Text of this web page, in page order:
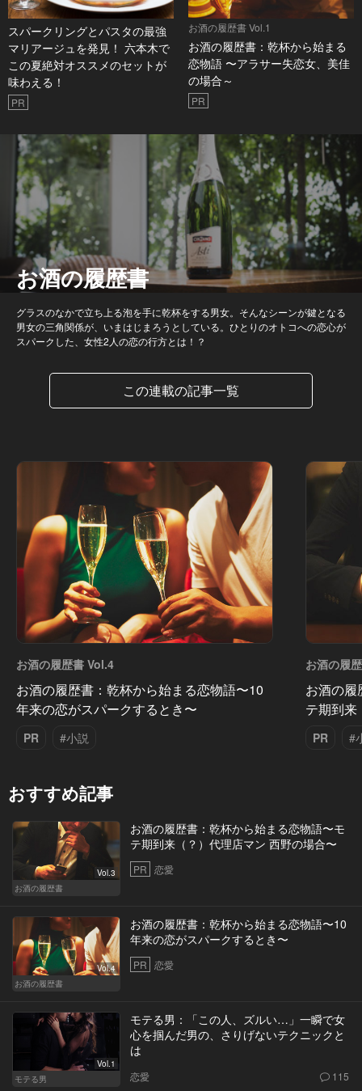
スパークリングとパスタの最強
マリアージュを発見！ 六本木で
この夏絶対オススメのセットが
味わえる！
PR
お酒の履歴書 Vol.1
お酒の履歴書：乾杯から始まる
恋物語 〜アラサー失恋女、美佳
の場合～
PR
お酒の履歴書
グラスのなかで立ち上る泡を手に乾杯をする男女。そんなシーンが鍵となる
男女の三角関係が、いまはじまろうとしている。ひとりのオトコへの恋心が
スパークした、女性2人の恋の行方とは！？
この連載の記事一覧
お酒の履歴書 Vol.4
お酒の履歴書：乾杯から始まる恋物語〜10
年来の恋がスパークするとき〜
PR #小説
お酒の履
お酒の
テ期到来
PR #
おすすめ記事
Vol.3
お酒の履歴書
お酒の履歴書：乾杯から始まる恋物語〜モ
テ期到来（？）代理店マン 西野の場合〜
PR 恋愛
Vol.4
お酒の履歴書
お酒の履歴書：乾杯から始まる恋物語〜10
年来の恋がスパークするとき〜
PR 恋愛
Vol.1
モテる男
モテる男：「この人、ズルい…」一瞬で女
心を掴んだ男の、さりげないテクニックと
は
恋愛 115